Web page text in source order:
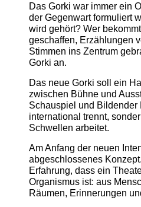
Das Gorki war immer ein
der Gegenwart formuliert
wird gehört? Wer
geschaffen, Erzählungen
Stimmen ins Zentrum
Gorki an.
Das neue Gorki soll ein
zwischen Bühne und
Schauspiel und Bildender
international trennt,
Schwellen arbeitet.
Am Anfang der neuen
abgeschlossenes
Erfahrung, dass ein
Organismus ist: aus
Räumen, Erinnerungen